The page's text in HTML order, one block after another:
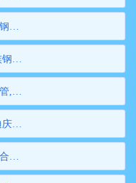
怒江傈僳族兰坪白族普米族自治县psp钢塑复合压力管,怒江傈僳族兰坪白族普米族自治县钢塑复合管,怒江傈僳族兰坪白族普米族自治县衬塑钢管,怒江傈僳族兰坪白族普米族自治县psp钢塑复合穿线管,怒江傈僳族兰坪白族普米族自治县内衬塑复合钢管
迪庆藏族psp钢塑复合压力管,迪庆藏族钢塑复合管,迪庆藏族衬塑钢管,迪庆藏族psp钢塑复合穿线管,迪庆藏族内衬塑复合钢管
迪庆藏族香格里拉县psp钢塑复合压力管,迪庆藏族香格里拉县钢塑复合管,迪庆藏族香格里拉县衬塑钢管,迪庆藏族香格里拉县psp钢塑复合穿线管,迪庆藏族香格里拉县内衬塑复合钢管
迪庆藏族德钦县psp钢塑复合压力管,迪庆藏族德钦县钢塑复合管,迪庆藏族德钦县衬塑钢管,迪庆藏族德钦县psp钢塑复合穿线管,迪庆藏族德钦县内衬塑复合钢管
迪庆藏族维西傈僳族自治县psp钢塑复合压力管,迪庆藏族维西傈僳族自治县钢塑复合管,迪庆藏族维西傈僳族自治县衬塑钢管,迪庆藏族维西傈僳族自治县psp钢塑复合穿线管,迪庆藏族维西傈僳族自治县内衬塑复合钢管